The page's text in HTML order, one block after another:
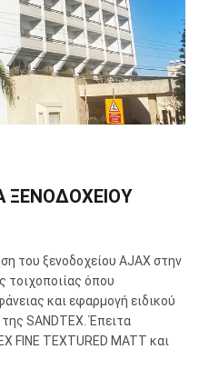
ΞΕΝΟΔΟΧΕΙΟΥ
του ξενοδοχείου AJAX στην
τοιχοποιίας όπου
και εφαρμογή ειδικού
SANDTEX. Έπειτα
FINE TEXTURED MATT και